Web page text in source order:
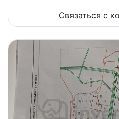
Связаться с